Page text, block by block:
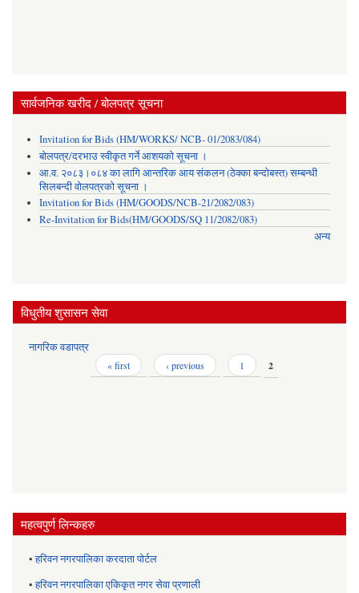
सार्वजनिक खरीद / बोलपत्र सूचना
Invitation for Bids (HM/WORKS/ NCB- 01/2083/084)
बोलपत्र/दरभाउ स्वीकृत गर्ने आशयको सूचना ।
आ.व. २०८३।०८४ का लागि आन्तरिक आय संकलन (ठेक्का बन्दोबस्त) सम्बन्धी
सिलबन्दी वोलपत्रको सूचना ।
Invitation for Bids (HM/GOODS/NCB-21/2082/083)
Re-Invitation for Bids(HM/GOODS/SQ 11/2082/083)
अन्य
विधुतीय शुसासन सेवा
नागरिक वडापत्र
« first ‹ previous 1 2
महत्वपुर्ण लिन्कहरु
•हरिवन नगरपालिका करदाता पोर्टल
•हरिवन नगरपालिका एकिकृत नगर सेवा प्रणाली